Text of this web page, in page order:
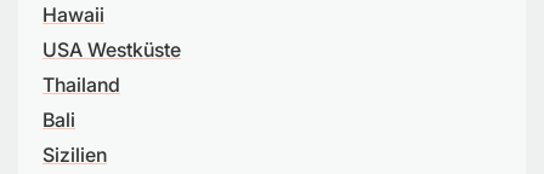
Hawaii
USA Westküste
Thailand
Bali
Sizilien